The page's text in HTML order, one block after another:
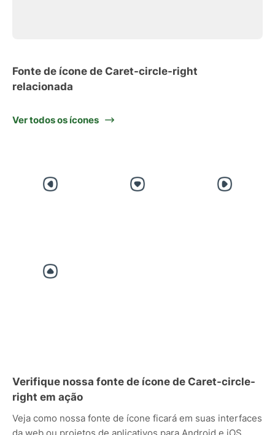
Fonte de ícone de Caret-circle-right
relacionada
Ver todos os ícones
Verifique nossa fonte de ícone de Caret-circle-
right em ação
Veja como nossa fonte de ícone ficará em suas interfaces